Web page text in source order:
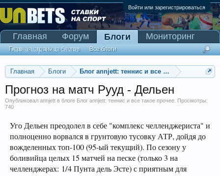
Войти или зарегистрироваться
Главная Блоги Блог annjett: теннис и все такое прочее
Прогноз на матч Рууд - Дельен
Опубликовал annjett в блоге Блог annjett: теннис и все такое прочее . Просмотры:
740
Уго Дельен преодолел в себе "комплекс челленджериста" и
полноценно ворвался в грунтовую тусовку АТР, дойдя до
вожделенных топ-100 (95-ый текущий). По сезону у
боливийца целых 15 матчей на песке (только 3 на
челленджерах: 1/4 Пунта дель Эсте) с приятным для
Главная Форум Блоги
Главная страница блогов Все блоги
Мониторинг
Сканер Pinnacle